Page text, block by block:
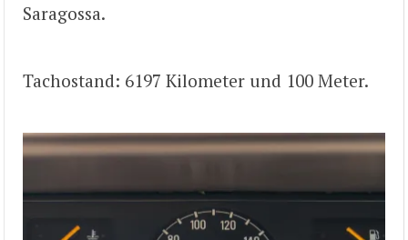
Saragossa.
Tachostand: 6197 Kilometer und 100 Meter.